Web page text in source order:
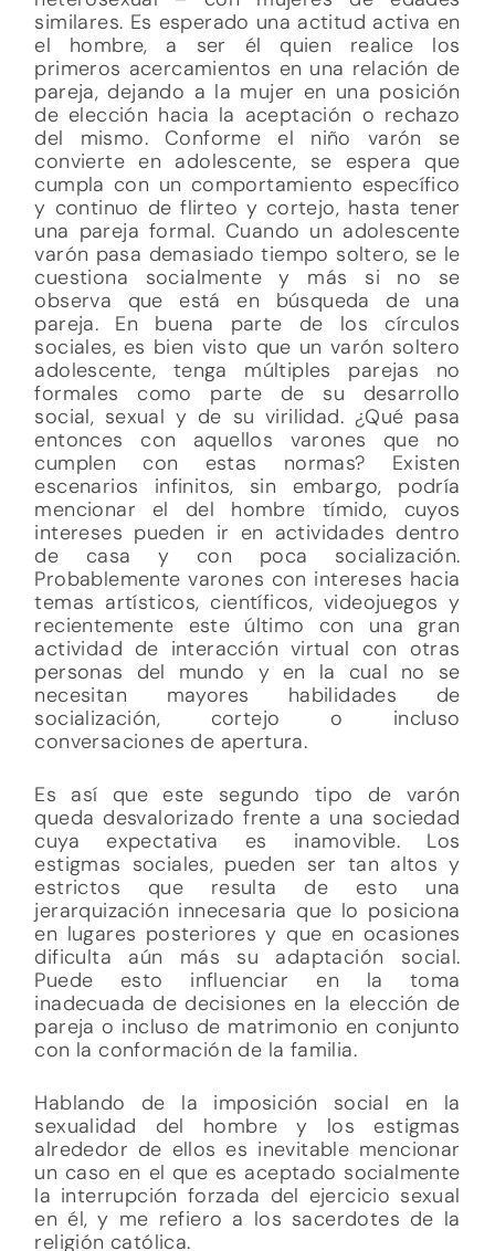
similares. Es esperado una actitud activa en
el hombre, a ser él quien realice los
primeros acercamientos en una relación de
pareja, dejando a la mujer en una posición
de elección hacia la aceptación o rechazo
del mismo. Conforme el niño varón se
convierte en adolescente, se espera que
cumpla con un comportamiento específico
y continuo de flirteo y cortejo, hasta tener
una pareja formal. Cuando un adolescente
varón pasa demasiado tiempo soltero, se le
cuestiona socialmente y más si no se
observa que está en búsqueda de una
pareja. En buena parte de los círculos
sociales, es bien visto que un varón soltero
adolescente, tenga múltiples parejas no
formales como parte de su desarrollo
social, sexual y de su virilidad. ¿Qué pasa
entonces con aquellos varones que no
cumplen con estas normas? Existen
escenarios infinitos, sin embargo, podría
mencionar el del hombre tímido, cuyos
intereses pueden ir en actividades dentro
de casa y con poca socialización.
Probablemente varones con intereses hacia
temas artísticos, científicos, videojuegos y
recientemente este último con una gran
actividad de interacción virtual con otras
personas del mundo y en la cual no se
necesitan mayores habilidades de
socialización, cortejo o incluso
conversaciones de apertura.
Es así que este segundo tipo de varón
queda desvalorizado frente a una sociedad
cuya expectativa es inamovible. Los
estigmas sociales, pueden ser tan altos y
estrictos que resulta de esto una
jerarquización innecesaria que lo posiciona
en lugares posteriores y que en ocasiones
dificulta aún más su adaptación social.
Puede esto influenciar en la toma
inadecuada de decisiones en la elección de
pareja o incluso de matrimonio en conjunto
con la conformación de la familia.
Hablando de la imposición social en la
sexualidad del hombre y los estigmas
alrededor de ellos es inevitable mencionar
un caso en el que es aceptado socialmente
la interrupción forzada del ejercicio sexual
en él, y me refiero a los sacerdotes de la
religión católica.